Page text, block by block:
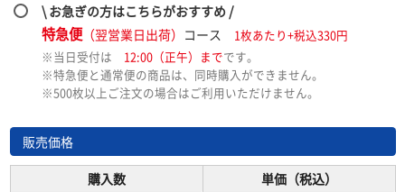
\ お急ぎの方はこちらがおすすめ /
特急便（翌営業日出荷） コース
1枚あたり+税込330円
※当日受付は 12:00（正午）までです。
※特急便と通常便の商品は、同時購入ができません。
※500枚以上ご注文の場合はご利用いただけません。
販売価格
購入数
単価（税込）